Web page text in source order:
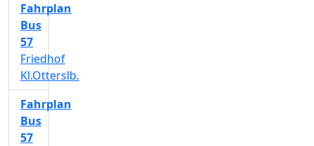
Fahrplan
Bus
57
Friedhof
Kl.Otterslb.
Fahrplan
Bus
57